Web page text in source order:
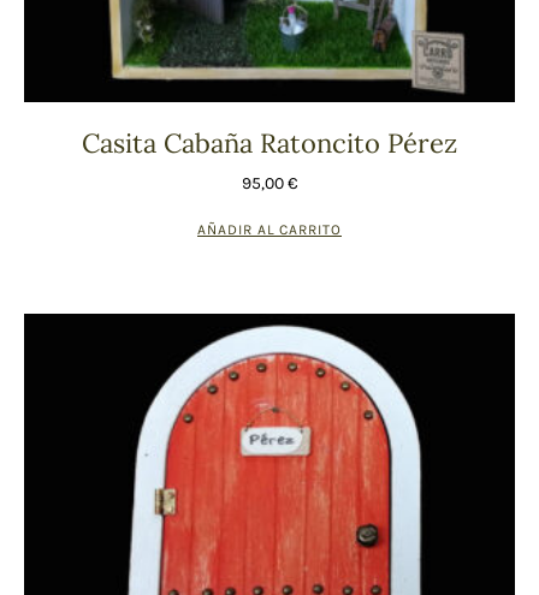
Casita Cabaña Ratoncito Pérez
95,00€
AÑADIR AL CARRITO